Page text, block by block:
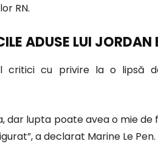
RN.
ADUSE LUI JORDAN
critici cu privire la o lipsă
dar lupta poate avea o mie de
a declarat Marine Le Pen.